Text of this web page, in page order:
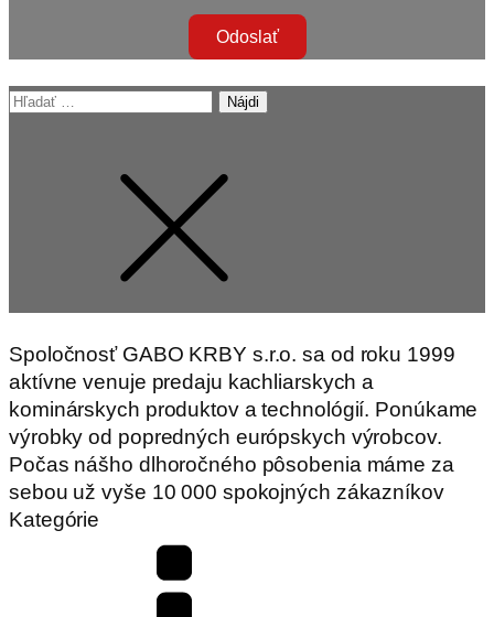
Odoslať
Hľadať:
Spoločnosť GABO KRBY s.r.o. sa od roku 1999
aktívne venuje predaju kachliarskych a
kominárskych produktov a technológií. Ponúkame
výrobky od popredných európskych výrobcov.
Počas nášho dlhoročného pôsobenia máme za
sebou už vyše 10 000 spokojných zákazníkov
Kategórie